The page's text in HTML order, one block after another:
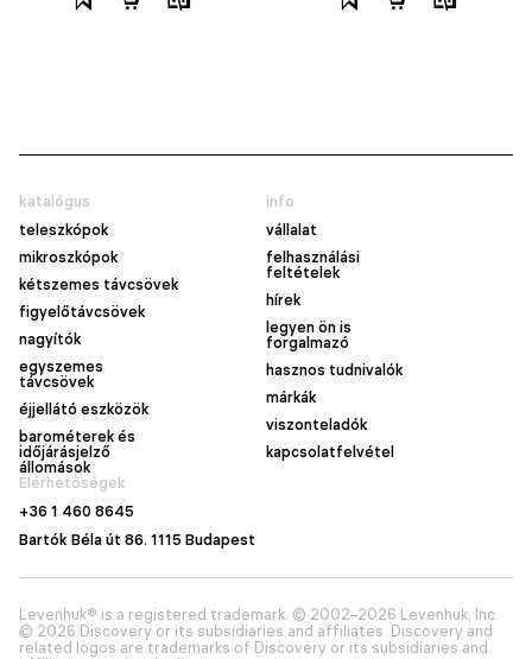
katalógus
teleszkópok
mikroszkópok
kétszemes távcsövek
figyelőtávcsövek
nagyítók
egyszemes
távcsövek
éjjellátó eszközök
barométerek és
időjárásjelző
állomások
info
vállalat
felhasználási
feltételek
hírek
legyen ön is
forgalmazó
hasznos tudnivalók
márkák
viszonteladók
kapcsolatfelvétel
Elérhetőségek
+36 1 460 8645
Bartók Béla út 86. 1115 Budapest
Levenhuk® is a registered trademark. © 2002–2026 Levenhuk, Inc.
© 2026 Discovery or its subsidiaries and affiliates. Discovery and
related logos are trademarks of Discovery or its subsidiaries and